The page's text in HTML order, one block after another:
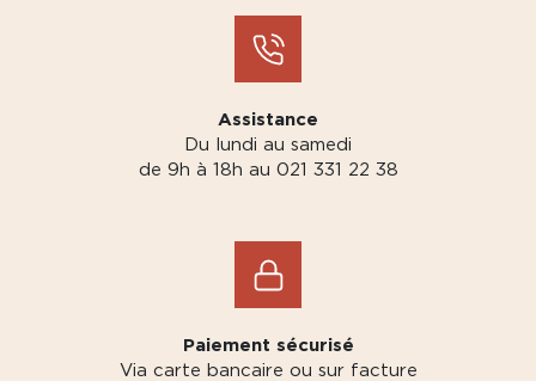
Assistance
Du lundi au samedi
de 9h à 18h au 021 331 22 38
Paiement sécurisé
Via carte bancaire ou sur facture